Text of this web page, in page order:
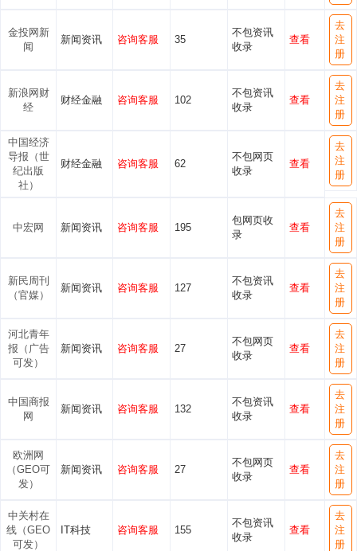
金投网新
闻
新闻资讯 咨询客服 35
不包资讯
收录
查看
去
注
册
新浪网财
经
财经金融 咨询客服 102
不包资讯
收录
查看
去
注
册
中国经济
导报（世
纪出版
社）
财经金融 咨询客服 62
不包网页
收录
查看
去
注
册
中宏网 新闻资讯 咨询客服 195
包网页收
录
查看
去
注
册
新民周刊
（官媒）
新闻资讯 咨询客服 127
不包资讯
收录
查看
去
注
册
河北青年
报（广告
可发）
新闻资讯 咨询客服 27
不包网页
收录
查看
去
注
册
中国商报
网
新闻资讯 咨询客服 132
不包资讯
收录
查看
去
注
册
欧洲网
（GEO可
发）
新闻资讯 咨询客服 27
不包网页
收录
查看
去
注
册
中关村在
线（GEO
可发）
IT科技 咨询客服 155
不包资讯
收录
查看
去
注
册